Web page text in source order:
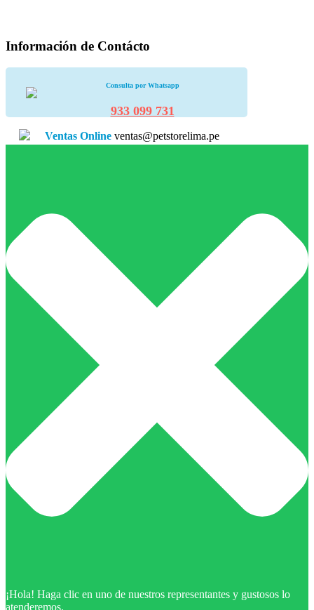
Información de Contácto
Consulta por Whatsapp
933 099 731
Ventas Online ventas@petstorelima.pe
¡Hola! Haga clic en uno de nuestros representantes y gustosos lo
atenderemos.